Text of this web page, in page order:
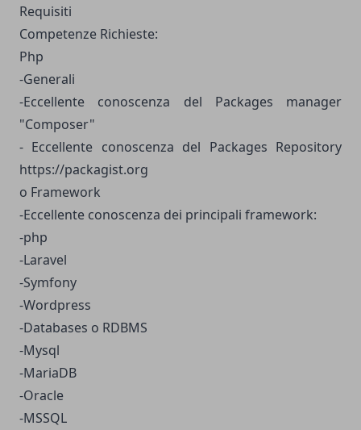
Requisiti
Competenze Richieste:
Php
-Generali
-Eccellente conoscenza del Packages manager
"Composer"
- Eccellente conoscenza del Packages Repository
https://packagist.org
o Framework
-Eccellente conoscenza dei principali framework:
-php
-Laravel
-Symfony
-Wordpress
-Databases o RDBMS
-Mysql
-MariaDB
-Oracle
-MSSQL